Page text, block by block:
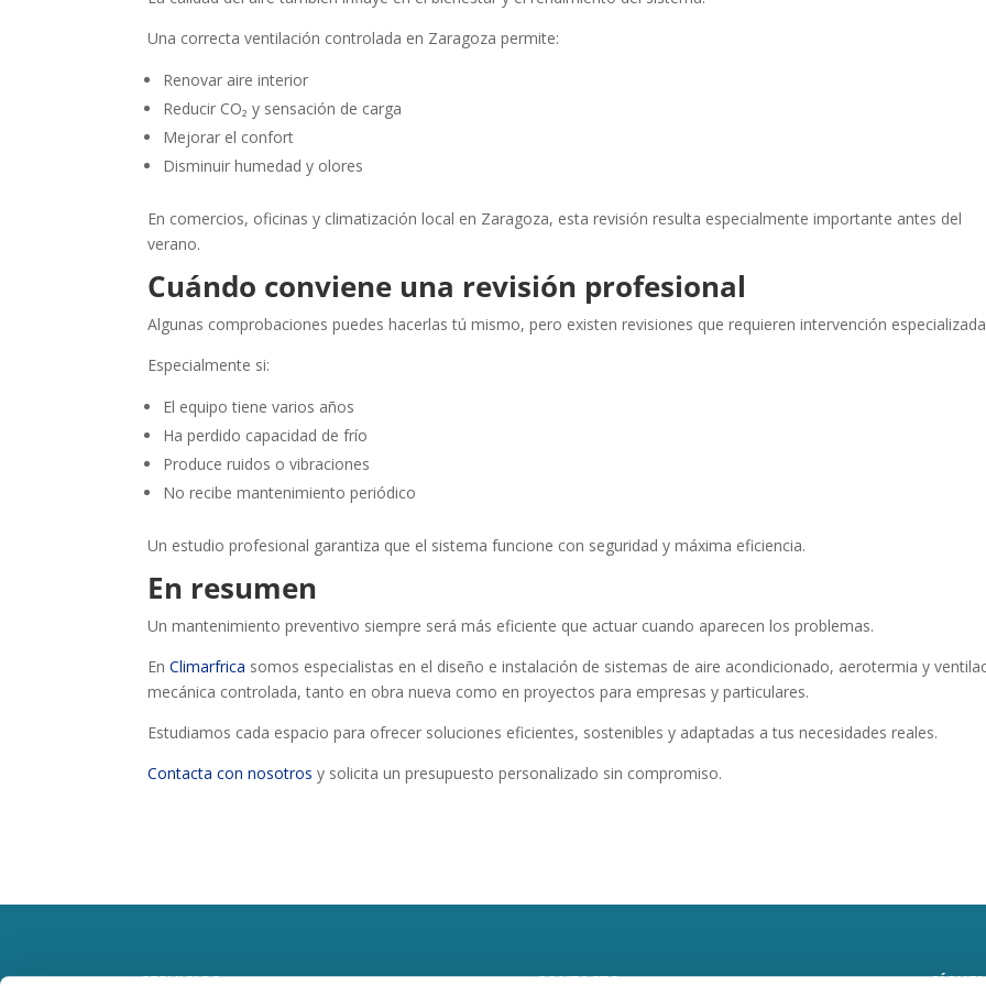
Una correcta ventilación controlada en Zaragoza permite:
Renovar aire interior
Reducir CO₂ y sensación de carga
Mejorar el confort
Disminuir humedad y olores
En comercios, oficinas y climatización local en Zaragoza, esta revisión resulta especialmente importante antes del
verano.
Cuándo conviene una revisión profesional
Algunas comprobaciones puedes hacerlas tú mismo, pero existen revisiones que requieren intervención
Especialmente si:
El equipo tiene varios años
Ha perdido capacidad de frío
Produce ruidos o vibraciones
No recibe mantenimiento periódico
Un estudio profesional garantiza que el sistema funcione con seguridad y máxima eficiencia.
En resumen
Un mantenimiento preventivo siempre será más eficiente que actuar cuando aparecen los problemas.
EnClimarfrica somos especialistas en el diseño e instalación de sistemas de aire acondicionado, aerotermia y
mecánica controlada, tanto en obra nueva como en proyectos para empresas y particulares.
Estudiamos cada espacio para ofrecer soluciones eficientes, sostenibles y adaptadas a tus necesidades reales.
Contacta con nosotros y solicita un presupuesto personalizado sin compromiso.
SERVICIOS CONTACTO